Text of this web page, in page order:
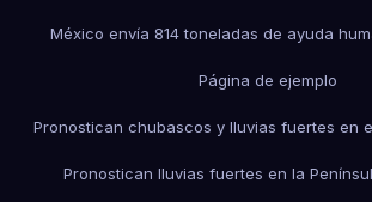
México envía 814 toneladas de ayuda
Página de ejemplo
Pronostican chubascos y lluvias fuertes en
Pronostican lluvias fuertes en la